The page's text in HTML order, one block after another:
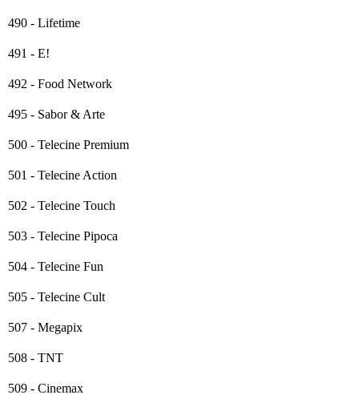
490 - Lifetime
491 - E!
492 - Food Network
495 - Sabor & Arte
500 - Telecine Premium
501 - Telecine Action
502 - Telecine Touch
503 - Telecine Pipoca
504 - Telecine Fun
505 - Telecine Cult
507 - Megapix
508 - TNT
509 - Cinemax